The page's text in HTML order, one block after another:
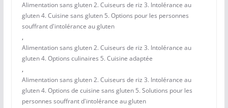
Alimentation sans gluten 2. Cuiseurs de riz 3. Intolérance au
gluten 4. Cuisine sans gluten 5. Options pour les personnes
souffrant d'intolérance au gluten
,
Alimentation sans gluten 2. Cuiseurs de riz 3. Intolérance au
gluten 4. Options culinaires 5. Cuisine adaptée
,
Alimentation sans gluten 2. Cuiseurs de riz 3. Intolérance au
gluten 4. Options de cuisine sans gluten 5. Solutions pour les
personnes souffrant d'intolérance au gluten